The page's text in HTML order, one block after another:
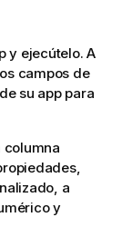
y ejecútelo. A
campos de
su app para
columna
a
y